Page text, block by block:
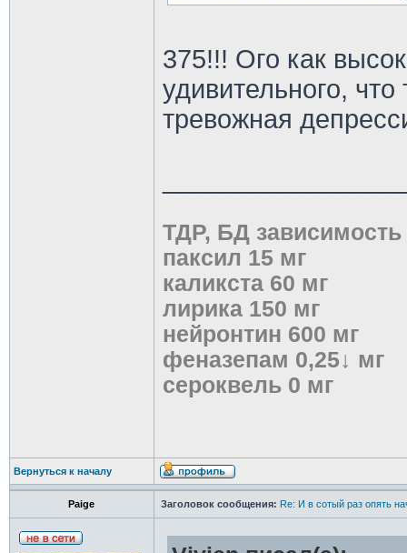
375!!! Ого как
удивительного,
тревожная
ТДР, БД зависимость
паксил 15 мг
каликста 60 мг
лирика 150 мг
нейронтин 600 мг
феназепам 0,25↓ мг
сероквель 0 мг
Вернуться к началу
Paige Заголовок сообщения: Re: И в сотый раз опять